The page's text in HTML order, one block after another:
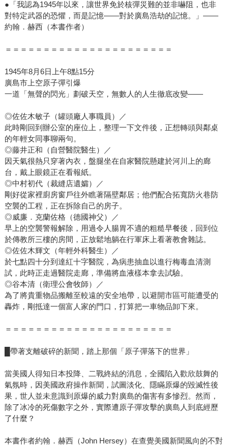
●「我認為1945年以來，讓世界免於核彈災難的並非嚇阻，也非
對特定武器的恐懼，而是記憶——對於廣島浩劫的記憶。」——
約翰．赫西（本書作者）
＝＝＝＝＝＝＝＝＝＝＝＝＝＝＝＝＝＝＝＝＝＝
1945年8月6日上午8點15分
廣島市上空原子彈引爆
一道「無聲的閃光」劃破天空，無數人的人生徹底改變——
◎佐佐木敏子（罐頭廠人事職員）／
此時剛回到辦公室的座位上，整理一下文件後，正想轉頭與鄰桌
的年輕女同事聊兩句。
◎藤井正和（自營醫院醫生）／
因天氣很熱只穿著內衣，盤腿坐在自家醫院懸建於河川上的廊
台，戴上眼鏡正在看報紙。
◎中村初代（裁縫店遺孀）／
剛好從家裡廚房窗戶往外瞧著隔壁鄰居；他們配合拓寬防火巷防
空襲的工程，正在拆除自己的房子。
◎威廉．克蘭佐格（德國神父）／
早上的空襲警報解除，用過令人腸胃不適的粗糙早餐後，回到位
於傳教所三樓的房間，正放鬆地躺在行軍床上看著教會雜誌。
◎佐佐木輝文（年輕外科醫生）／
於七點四十分到達紅十字醫院，為病患抽血以進行梅毒血清測
試，此時正走過醫院走廊，準備將血液樣本拿去試驗。
◎谷本清（衛理公會牧師）／
為了將貴重物品搬離至較遠的安全地帶，以避開市區可能遭受的
轟炸，剛抵達一個富人家的門口，打算把一車物品卸下來。
＝＝＝＝＝＝＝＝＝＝＝＝＝＝＝＝＝＝＝＝＝＝
█帶著支離破碎的新聞，踏上那個「原子彈落下的世界」
當美國人得知日本投降、二戰終結的消息，全國陷入歡欣鼓舞的
氣氛時，因美國政府操作新聞，試圖淡化、隱瞞原爆的毀滅性後
果，世人並未意識到原爆的威力對廣島的傷害有多慘烈。然而，
除了冰冷的死傷數字之外，實際遭原子彈攻擊的廣島人到底經歷
了什麼？
本書作者約翰．赫西（John Hersey）在查覺美國新聞風向的不對